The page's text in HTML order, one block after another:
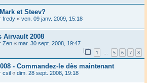
et Steev?
fredy « ven. 09 janv. 2009, 15:18
Airvault 2008
Zen « mar. 30 sept. 2008, 19:47
1 … 5 6 7 8
- Commandez-le dès maintenant
csil « dim. 28 sept. 2008, 19:18